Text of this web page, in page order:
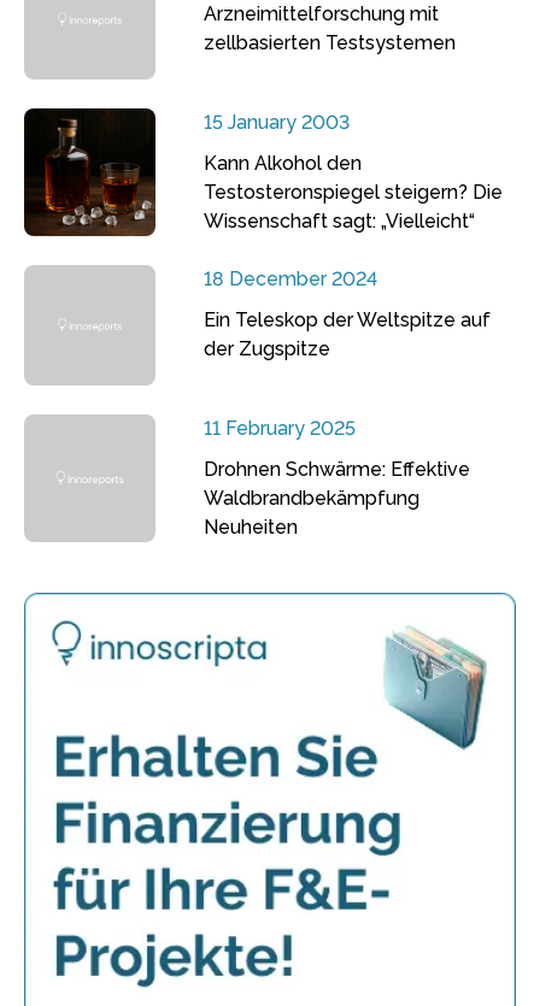
Arzneimittelforschung mit
zellbasierten Testsystemen
15 January 2003
Kann Alkohol den
Testosteronspiegel steigern? Die
Wissenschaft sagt: „Vielleicht“
18 December 2024
Ein Teleskop der Weltspitze auf
der Zugspitze
11 February 2025
Drohnen Schwärme: Effektive
Waldbrandbekämpfung
Neuheiten